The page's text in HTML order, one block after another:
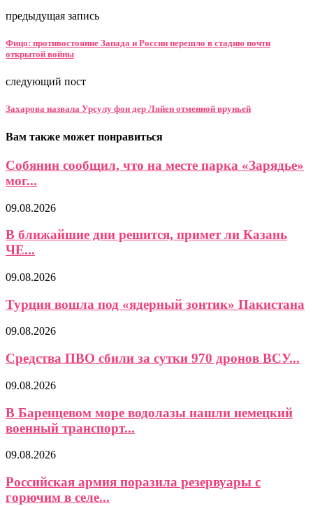
предыдущая запись
Фицо: противостояние Запада и России перешло в стадию почти
открытой войны
следующий пост
Захарова назвала Урсулу фон дер Ляйен отменной вруньей
Вам также может понравиться
Собянин сообщил, что на месте парка «Зарядье»
мог...
09.08.2026
В ближайшие дни решится, примет ли Казань
ЧЕ...
09.08.2026
Турция вошла под «ядерный зонтик» Пакистана
09.08.2026
Средства ПВО сбили за сутки 970 дронов ВСУ...
09.08.2026
В Баренцевом море водолазы нашли немецкий
военный транспорт...
09.08.2026
Российская армия поразила резервуары с
горючим в селе...